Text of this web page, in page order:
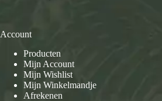
Account
Producten
Mijn Account
Mijn Wishlist
Mijn Winkelmandje
Afrekenen